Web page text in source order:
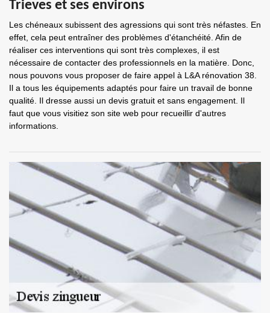
Trieves et ses environs
Les chéneaux subissent des agressions qui sont très néfastes. En
effet, cela peut entraîner des problèmes d'étanchéité. Afin de
réaliser ces interventions qui sont très complexes, il est
nécessaire de contacter des professionnels en la matière. Donc,
nous pouvons vous proposer de faire appel à L&A rénovation 38.
Il a tous les équipements adaptés pour faire un travail de bonne
qualité. Il dresse aussi un devis gratuit et sans engagement. Il
faut que vous visitiez son site web pour recueillir d'autres
informations.